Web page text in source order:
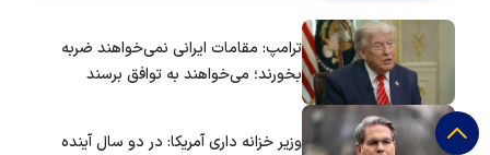
ترامپ: مقامات ایرانی نمی‌خواهند ضربه
بخورند؛ می‌خواهند به توافق برسند
وزیر خزانه داری آمریکا: در دو سال آینده